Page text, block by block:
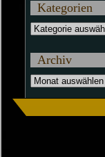
Kategorien
Kategorien
Archiv
Archiv